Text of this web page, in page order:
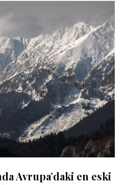
Avrupa’daki en eski